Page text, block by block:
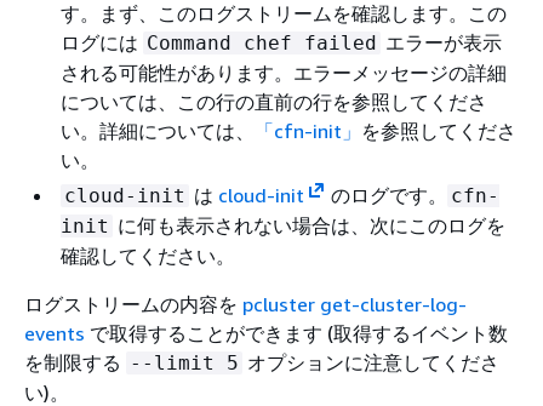
す。まず、このログストリームを確認します。この
ログには Command chef failed エラーが表示
される可能性があります。エラーメッセージの詳細
については、この行の直前の行を参照してくださ
い。詳細については、
「cfn-init」 を参照してくださ
い。
cloud-init は cloud-init のログです。
cfn-
init に何も表示されない場合は、次にこのログを
確認してください。
ログストリームの内容を pcluster get-cluster-log-
events で取得することができます (取得するイベント数
を制限する --limit 5 オプションに注意してくださ
い)。